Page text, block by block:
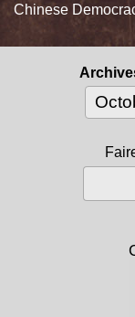
Chinese